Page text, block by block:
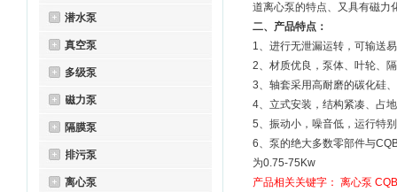
潜水泵
真空泵
多级泵
磁力泵
隔膜泵
排污泵
离心泵
道离心泵的特点、又具有磁力
二、产品特点：
1、进行无泄漏运转，可输送
2、材质优良，泵体、叶轮、
3、轴套采用高耐磨的碳化硅
4、立式安装，结构紧凑、占
5、振动小，噪音低，运行特
6、泵的绝大多数零部件与
为0.75-75Kw
产品相关关键字： 离心泵